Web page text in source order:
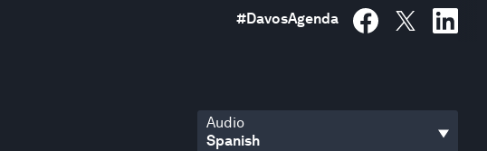
#DavosAgenda
Audio